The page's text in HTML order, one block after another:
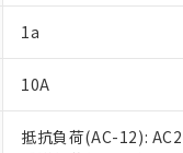
1a
10A
抵抗負荷(AC-12):
当社販売員
在庫状況お
ている必要
※2 対応予定月
部品在庫の切り替
「ｅ」：有害物質
「10」：通常の使
味します。
たしません。
△ 一定数
－
在庫な
空
受注生